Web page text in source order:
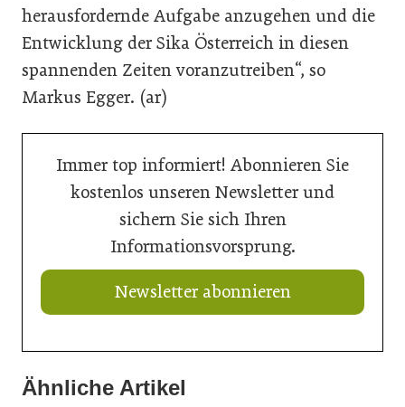
herausfordernde Aufgabe anzugehen und die
Entwicklung der Sika Österreich in diesen
spannenden Zeiten voranzutreiben“, so
Markus Egger. (ar)
Immer top informiert! Abonnieren Sie
kostenlos unseren Newsletter und
sichern Sie sich Ihren
Informationsvorsprung.
Newsletter abonnieren
Ähnliche Artikel
20. Juli 2026